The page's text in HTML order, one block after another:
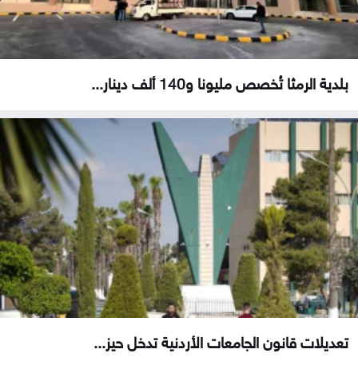
بلدية الرمثا تُخصص مليونا و140 ألف دينار...
تعديلات قانون الجامعات الأردنية تدخل حيز...